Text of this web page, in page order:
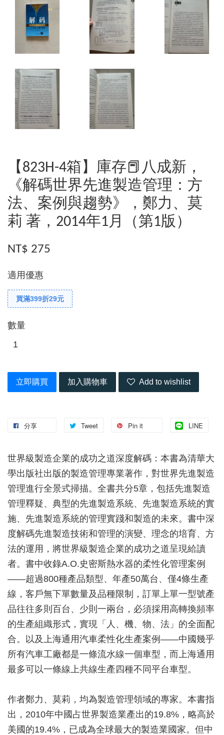
【823H-4箱】庫存📕八成新，
《解碼世界先進製造管理：方
法、案例與趨勢》，鄭力、莫
莉 著，2014年1月（第1版）
NT$ 275
適用優惠
買滿399折29元
數量
立即購買 加入購物車 Add to wishlist
分享 Tweet Pin it LINE
世界級製造企業的成功之道深度解碼：本書為清華大
學出版社出版的製造管理專業著作，對世界先進製造
管理進行全景式掃描。全書共分5章，包括先進製造
管理釋疑、典型的先進製造系統、先進製造系統的實
施、先進製造系統的管理實踐和製造的未來。書中深
度解碼先進製造技術和管理的演變、理念的培育、方
法的運用，將世界級製造企業的成功之道呈現給讀
者。書中收錄A.O.史密斯熱水器的柔性化管理案例
——超過800種產品類型、年產50萬台、僅4條生產
線，客戶無下單數量及品種限制，訂單上單一型號產
品往往多則百台、少則一兩台，必須採用高轉換頻率
的生產組織形式，實現「人、機、物、法」的全面配
合。以及上海通用汽車柔性化生產案例——中國幾乎
所有汽車工廠都是一條流水線一個車型，而上海通用
最多可以一條線上共線生產四種不同平台車型。
作者鄭力、莫莉，均為製造管理領域的專家。本書指
出，2010年中國占世界製造業產出的19.8%，略高於
美國的19.4%，已成為全球最大的製造業國家。但中